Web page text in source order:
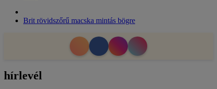
Brit rövidszőrű macska mintás bögre
hírlevél